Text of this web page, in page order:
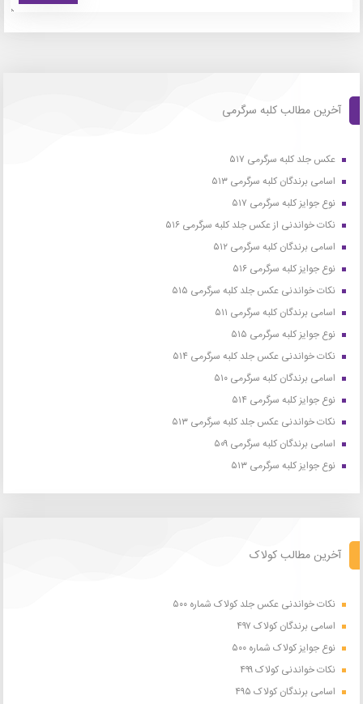
آخرین مطالب کلبه سرگرمی
عکس جلد کلبه سرگرمی ۵۱۷
اسامی برندگان کلبه سرگرمی ۵۱۳
نوع جوایز کلبه سرگرمی ۵۱۷
نکات خواندنی از عکس جلد کلبه سرگرمی ۵۱۶
اسامی برندگان کلبه سرگرمی ۵۱۲
نوع جوایز کلبه سرگرمی ۵۱۶
نکات خواندنی عکس جلد کلبه سرگرمی ۵۱۵
اسامی برندگان کلبه سرگرمی ۵۱۱
نوع جوایز کلبه سرگرمی ۵۱۵
نکات خواندنی عکس جلد کلبه سرگرمی ۵۱۴
اسامی برندگان کلبه سرگرمی ۵۱۰
نوع جوایز کلبه سرگرمی ۵۱۴
نکات خواندنی عکس جلد کلبه سرگرمی ۵۱۳
اسامی برندگان کلبه سرگرمی ۵۰۹
نوع جوایز کلبه سرگرمی ۵۱۳
آخرین مطالب کولاک
نکات خواندنی عکس جلد کولاک شماره ۵۰۰
اسامی برندگان کولاک ۴۹۷
نوع جوایز کولاک شماره ۵۰۰
نکات خواندنی کولاک ۴۹۹
اسامی برندگان کولاک ۴۹۵